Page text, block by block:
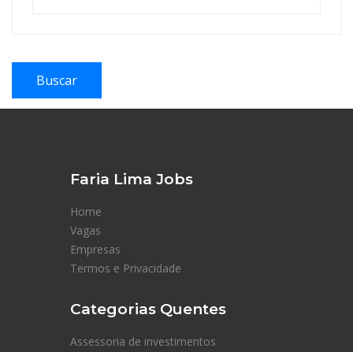
Buscar
Faria Lima Jobs
Home
Vagas
Empresas
Termos e Privacidade
Categorias Quentes
Assessoria de investimentos